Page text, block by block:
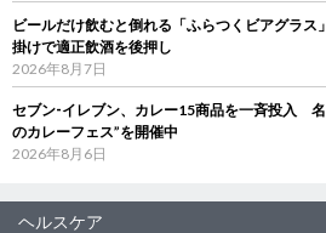
ビールだけ飲むと倒れる「ふらつくビアグラ
掛けで適正飲酒を後押し
2026年8月7日
セブン‐イレブン、カレー15商品を一斉投入
のカレーフェス”を開催中
2026年8月6日
ヘルスケア